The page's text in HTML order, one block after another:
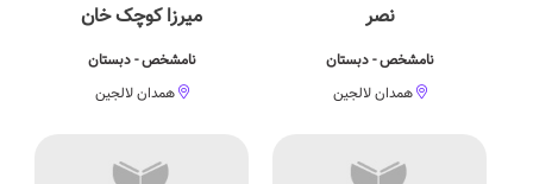
نصر
نامشخص - دبستان
همدان لالجین
میرزا کوچک خان
نامشخص - دبستان
همدان لالجین